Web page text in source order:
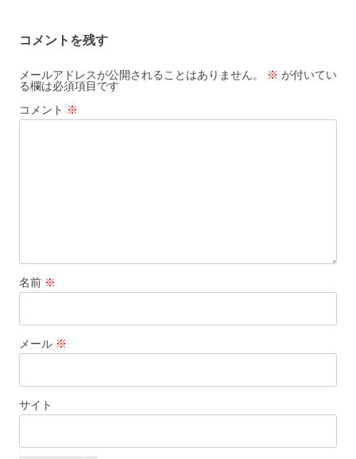
ビ
ゲ
ー
シ
コメントを残す
メールアドレスが公開されることはありません。 ※ が付いてい
る欄は必須項目です
コメント ※
名前 ※
メール ※
サイト